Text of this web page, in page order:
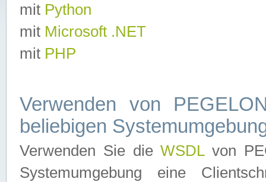
mit Python
mit Microsoft .NET
mit PHP
Verwenden von
beliebigen
Verwenden Sie dieWSDLvon
Systemumgebung eine